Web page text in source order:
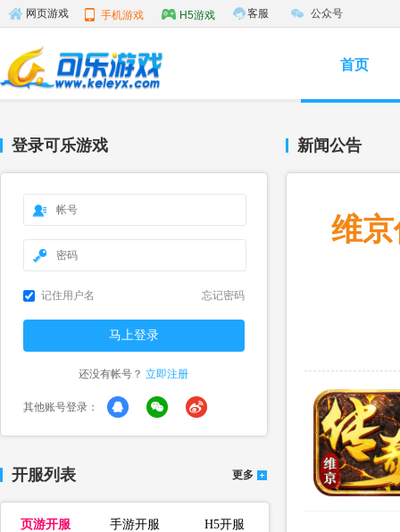
网页游戏 手机游戏 H5游戏 客服 公众号
首页
登录可乐游戏
记住用户名 忘记密码
还没有帐号？ 立即注册
其他账号登录：
开服列表 更多
页游开服 手游开服 H5开服
新闻公告
维